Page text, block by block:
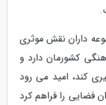
داران نقش موثری
کشورمان دارد و
کند، امید می رود
فضایی را فراهم کرد